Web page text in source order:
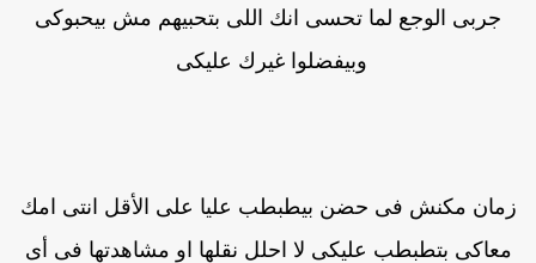
جربى الوجع لما تحسى انك اللى بتحبيهم مش بيحبوكى
وبيفضلوا غيرك عليكى
مكنش فى حضن بيطبطب عليا على الأقل انتى امك
معاكى بتطبطب عليكى لا احلل نقلها او مشاهدتها فى أى